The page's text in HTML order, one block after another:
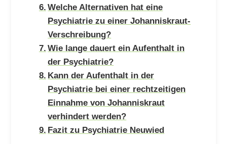
Welche Alternativen hat eine
Psychiatrie zu einer Johanniskraut-
Verschreibung?
Wie lange dauert ein Aufenthalt in
der Psychiatrie?
Kann der Aufenthalt in der
Psychiatrie bei einer rechtzeitigen
Einnahme von Johanniskraut
verhindert werden?
Fazit zu Psychiatrie Neuwied